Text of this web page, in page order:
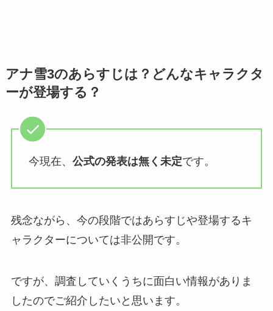
アナ雪3のあらすじは？どんなキャラクタ
ーが登場する？
今現在、 公式の発表は無く未定です。
残念ながら、今の段階ではあらすじや登場するキ
ャラクターについては非公開です。
ですが、調査していくうちに面白い情報がありま
したのでご紹介したいと思います。